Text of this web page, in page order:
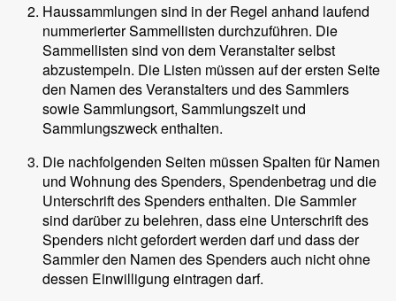
Haussammlungen sind in der Regel anhand laufend
nummerierter Sammellisten durchzuführen. Die
Sammellisten sind von dem Veranstalter selbst
abzustempeln. Die Listen müssen auf der ersten Seite
den Namen des Veranstalters und des Sammlers
sowie Sammlungsort, Sammlungszeit und
Sammlungszweck enthalten.
Die nachfolgenden Seiten müssen Spalten für Namen
und Wohnung des Spenders, Spendenbetrag und die
Unterschrift des Spenders enthalten. Die Sammler
sind darüber zu belehren, dass eine Unterschrift des
Spenders nicht gefordert werden darf und dass der
Sammler den Namen des Spenders auch nicht ohne
dessen Einwilligung eintragen darf.